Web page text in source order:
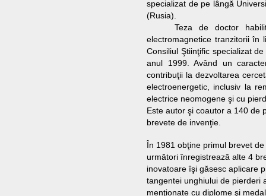
specializat de pe lângă
(Rusia).
Teza de doctor
electromagnetice tranzitorii în
Consiliul Ştiinţific specializat
anul 1999. Având un
contribuţii la dezvoltarea
electroenergetic, inclusiv la
electrice neomogene şi cu
Este autor şi coautor a 140 de
brevete de invenţie.
În 1981 obţine primul brevet
următori înregistrează alte 4
inovatoare îşi găsesc aplicare
tangentei unghiului de pierderi
menţionate cu diplome şi